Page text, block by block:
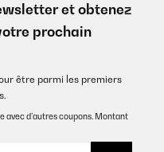
batterie
mobilité maximale. Ils
de 1 à 3 heures, selon
ou pied
et obtenez
prochain
être parmi les premiers
avec d’autres coupons. Montant